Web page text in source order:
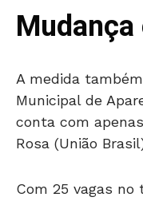
A medida
Municipal de
conta com
Rosa (União
Com 25 vagas